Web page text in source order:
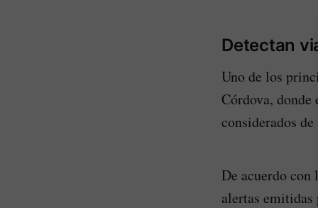
Detectan
Uno de los
Córdova,
considerados de
De acuerdo con
alertas emitidas